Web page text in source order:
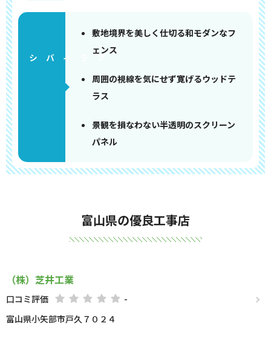
敷地境界を美しく仕切る和モダンなフ
ェンス
周囲の視線を気にせず寛げるウッドテ
ラス
景観を損なわない半透明のスクリーン
パネル
富山県の優良工事店
（株）芝井工業
口コミ評価
-
富山県小矢部市戸久７０２４